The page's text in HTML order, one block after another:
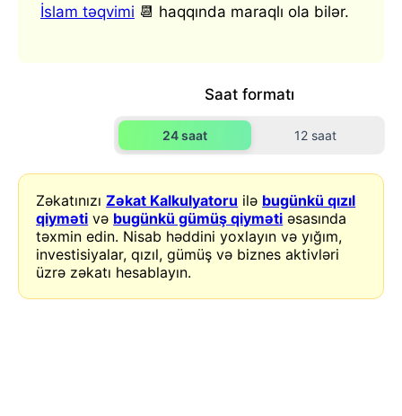
İslam təqvimi 📆 haqqında maraqlı ola bilər.
Saat formatı
24 saat 12 saat
ZəkatınızıZəkat Kalkulyatoru ilə bugünkü qızıl
qiyməti və bugünkü gümüş qiyməti əsasında
təxmin edin. Nisab həddini yoxlayın və yığım,
investisiyalar, qızıl, gümüş və biznes aktivləri
üzrə zəkatı hesablayın.